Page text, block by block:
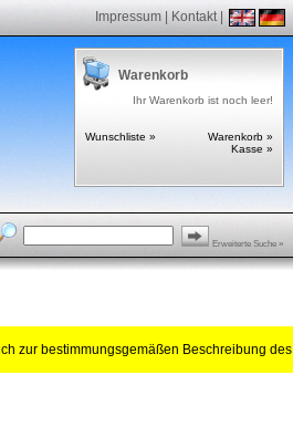
Impressum Kontakt|
Warenkorb
Ihr Warenkorb ist noch leer!
Wunschliste »
Warenkorb »
Kasse »
Erweiterte Suche »
zur bestimmungsgemäßen Beschreibung des